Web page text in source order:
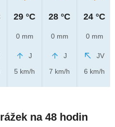
29 °C
0 mm
J
5 km/h
28 °C
0 mm
J
7 km/h
24 °C
0 mm
JV
6 km/h
na 48 hodin